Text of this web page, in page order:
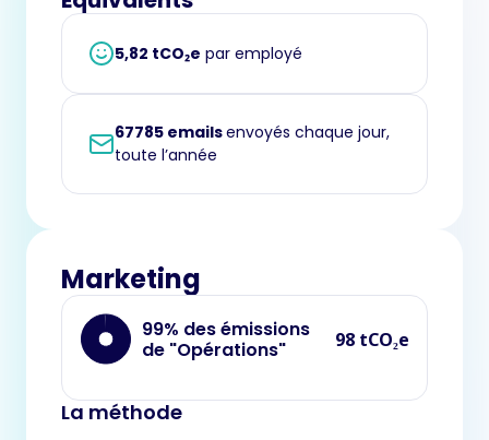
5,82 tCO₂e par employé
67785 emailsenvoyés chaque jour,
toute l’année
Marketing
99% des émissions
de "Opérations"
98 tCO₂e
La méthode